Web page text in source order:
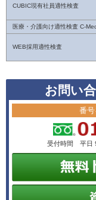
CUBIC現有社員適性検査
医療・介護向け適性検査 C-
WEB採用適性検査
お問い
番
受付時間 平日